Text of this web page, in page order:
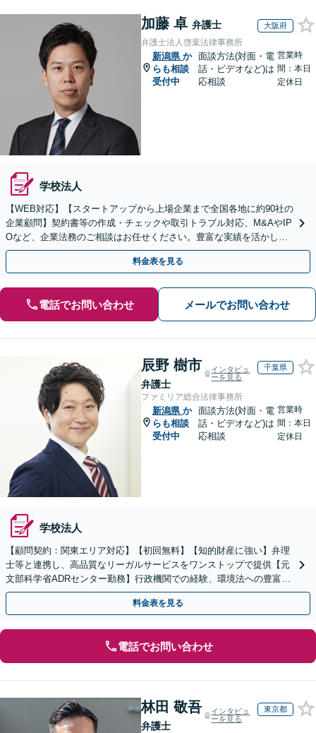
加藤 卓 弁護士 大阪府
弁護士法人啓葉法律事務所
新潟県 か
らも相談
受付中
面談方法(対面・電
話・ビデオなど)は
応相談
営業時
間：本日
定休日
学校法人
【WEB対応】【スタートアップから上場企業まで全国各地に約90社の
企業顧問】契約書等の作成・チェックや取引トラブル対応、M&AやIP
Oなど、企業法務のご相談はお任せください。豊富な実績を活かし的
確に対応を進めてまいります。
料金表を見る
電話でお問い合わせ メールでお問い合わせ
辰野 樹市
弁護士
インタビュ
ーを見る
千葉県
ファミリア総合法律事務所
新潟県 か
らも相談
受付中
面談方法(対面・電
話・ビデオなど)は
応相談
営業時
間：本日
定休日
学校法人
【顧問契約：関東エリア対応】【初回無料】【知的財産に強い】弁理
士等と連携し、高品質なリーガルサービスをワンストップで提供【元
文部科学省ADRセンター勤務】行政機関での経験、環境法への豊富な
知識を活かし、事業者さまの抱える問題を解決へ導きます
料金表を見る
電話でお問い合わせ
林田 敬吾
弁護士
インタビュ
ーを見る
東京都